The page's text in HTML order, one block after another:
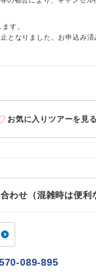
す。
となりました。お申込み
お気に入りツアーを見る
わせ（混雑時は便利
089-895
の料金は含まれておりま
ます。料金確定後、お知
の出発地から追加代金で
場合、ご手配の可否は後日回
乗務 バスガイド
温泉地にも宿
ご宿泊ホテ
ご宿泊ホテ
ん。（機内
ホン